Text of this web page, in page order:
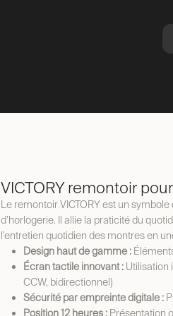
VICTORY remontoir
Le remontoir VICTORY est un
d’horlogerie. Il allie la praticité du
l’entretien quotidien des montres en
Design haut de gamme :
Écran tactile innovant : Utilisation
CCW, bidirectionnel)
Sécurité par empreinte digitale :
Position 12 heures : Présentation